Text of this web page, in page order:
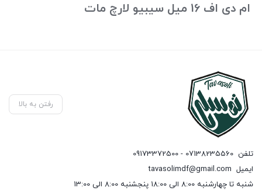
ام دی اف 16 میل سیبیو لارچ مات
رفتن به بالا
تلفن 07138235560 - 09173372500
ایمیل tavasolimdf@gmail.com
شنبه تا چهارشنبه 8:00 الی 18:00 پنجشنبه 8:00 الی 13:00